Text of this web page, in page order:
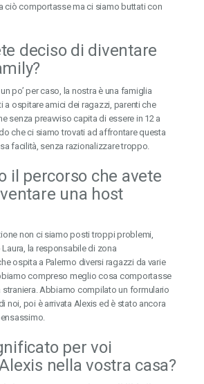
ciò comportasse ma ci siamo buttati con
deciso di diventare
po’ per caso, la nostra è una famiglia
a ospitare amici dei ragazzi, parenti che
senza preavviso capita di essere in 12 a
che ci siamo trovati ad affrontare questa
facilità, senza razionalizzare troppo.
il percorso che avete
una host
non ci siamo posti troppi problemi,
la responsabile di zona
ospita a Palermo diversi ragazzi da varie
compreso meglio cosa comportasse
straniera. Abbiamo compilato un formulario
noi, poi è arrivata Alexis ed è stato ancora
per voi
nella vostra casa?